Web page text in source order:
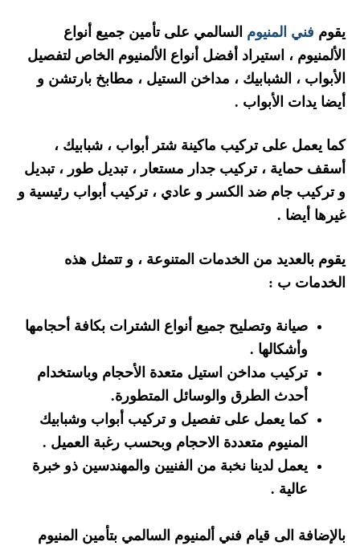
يقوم فني المنيوم السالمي على تأمين جميع أنواع
الألمنيوم ، استيراد أفضل أنواع الألمنيوم الخاص لتفصيل
الأبواب ، الشبابيك ، مداخن الستيل ، مطابخ بارتشن و
أيضا يدات الأبواب .
كما يعمل على تركيب ماكينة شتر أبواب ، شبابيك ،
أسقف حماية ، تركيب جدار مستعار ، تبديل طور ، تبديل
و تركيب جام ضد الكسر و عادي ، تركيب أبواب رئيسية و
غيرها أيضا .
يقوم بالعديد من الخدمات المتنوعة ، و تتمثل هذه
الخدمات ب :
صيانة وتصليح جميع أنواع الشترات بكافة أحجامها
وأشكالها .
تركيب مداخن استيل متعدة الأحجام وباستخدام
أحدث الطرق والوسائل المتطورة.
كما يعمل على تفصيل و تركيب أبواب وشبابيك
المنيوم متعددة الاحجام وبحسب رغبة العميل .
يعمل لدينا نخبة من الفنيين والمهندسين ذو خبرة
عالية .
بالإضافة الى قيام فني ألمنيوم السالمي بتأمين المنيوم